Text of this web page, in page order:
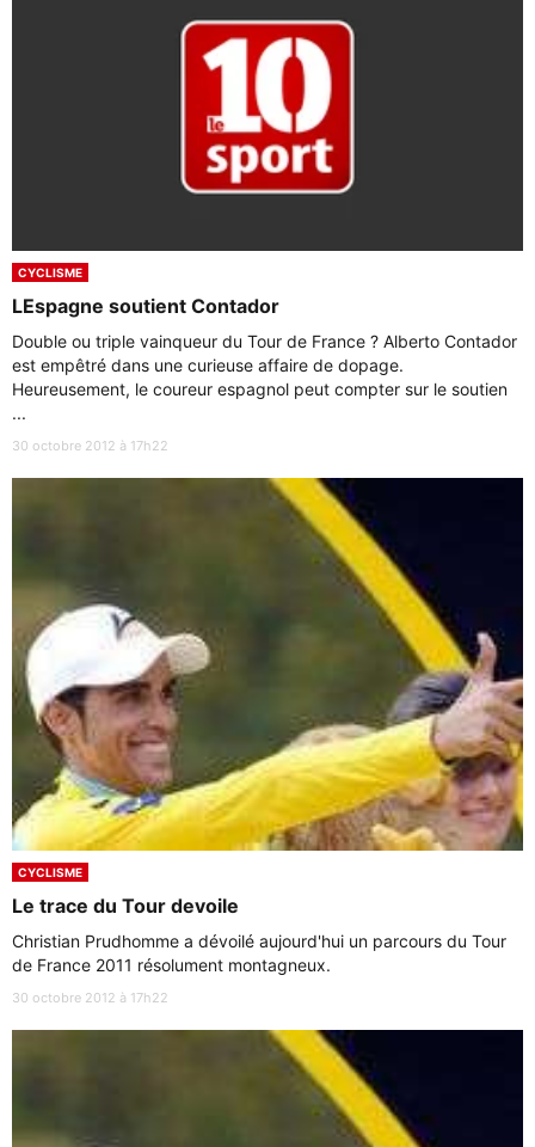
CYCLISME
LEspagne soutient Contador
Double ou triple vainqueur du Tour de France ? Alberto Contador
est empêtré dans une curieuse affaire de dopage.
Heureusement, le coureur espagnol peut compter sur le soutien
...
30 octobre 2012 à 17h22
CYCLISME
Le trace du Tour devoile
Christian Prudhomme a dévoilé aujourd'hui un parcours du Tour
de France 2011 résolument montagneux.
30 octobre 2012 à 17h22